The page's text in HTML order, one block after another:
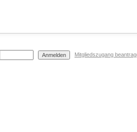
Mitgliedszugang